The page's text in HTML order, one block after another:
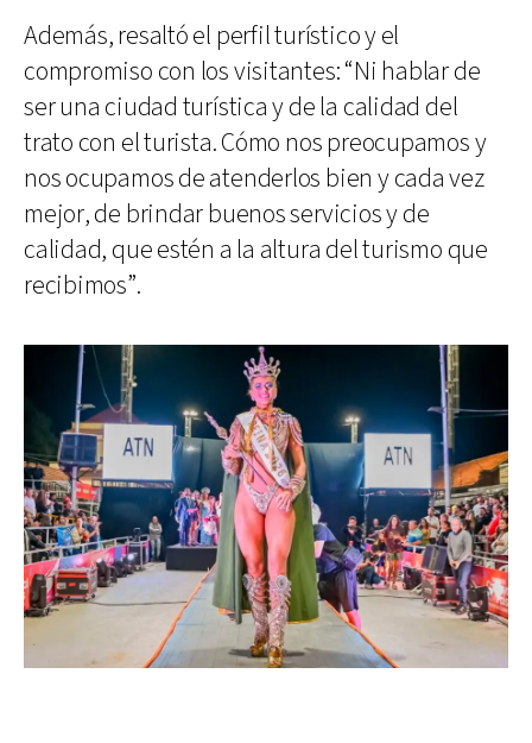
Además, resaltó el perfil turístico y el
compromiso con los visitantes: “Ni hablar de
ser una ciudad turística y de la calidad del
trato con el turista. Cómo nos preocupamos y
nos ocupamos de atenderlos bien y cada vez
mejor, de brindar buenos servicios y de
calidad, que estén a la altura del turismo que
recibimos”.